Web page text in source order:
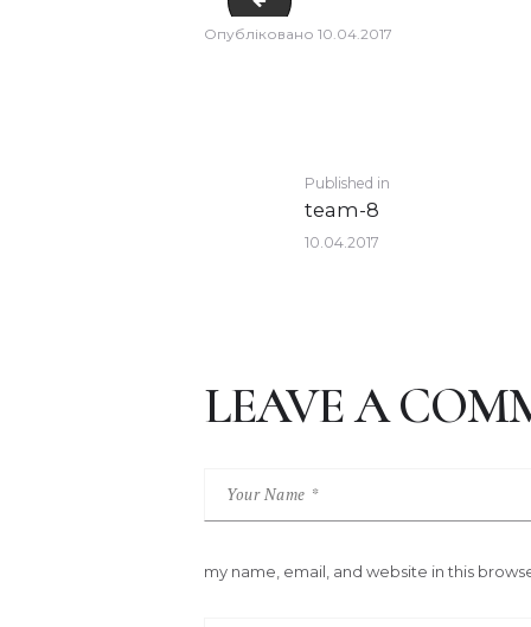
Опубліковано 10.04.2017
POST
NAVIGATION
Published in
team-8
10.04.2017
LEAVE A
my name, email, and website in this